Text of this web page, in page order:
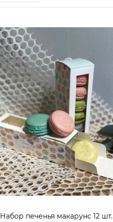
Набор печенья макарунс 12 шт.